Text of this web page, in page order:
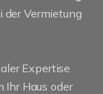
Vermietung
Expertise
Ihr Haus oder